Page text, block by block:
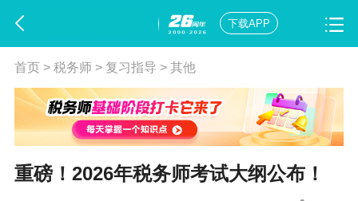
下载APP
首页> 税务师> 复习指导 > 其他
重磅！2026年税务师考试大纲公布！